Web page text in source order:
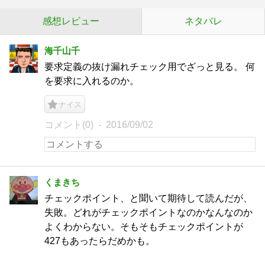
感想レビュー ネタバレ
海千山千
要求定義の抜け漏れチェック用でざっと見る。 何
を要求に入れるのか。
ナイス
コメント(0) 2016/09/02
くまきち
チェックポイント、と聞いて期待して読んだが、
失敗。どれがチェックポイントなのかなんなのか
よくわからない。そもそもチェックポイントが
427もあったらだめかも。